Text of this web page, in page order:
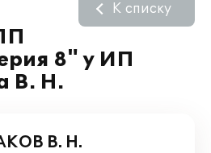
8" у ИП
В. Н.
К списку
В. Н.